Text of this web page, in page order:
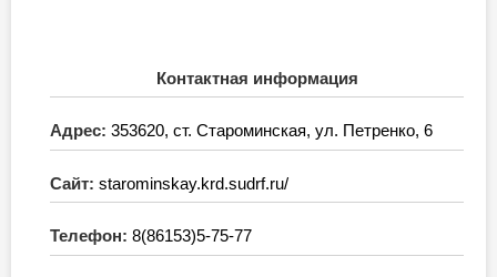
Контактная информация
Адрес: 353620, ст. Староминская, ул. Петренко, 6
Сайт: starominskay.krd.sudrf.ru/
Телефон: 8(86153)5-75-77